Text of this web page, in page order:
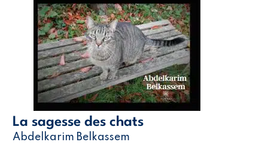
La sagesse des chats
Abdelkarim Belkassem